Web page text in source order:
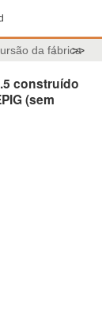
da fábrica
>>
construído
(sem